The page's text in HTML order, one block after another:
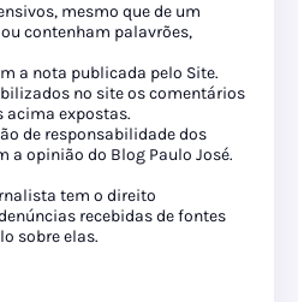
mesmo que de um
contenham palavrões,
a nota publicada pelo Site.
no site os comentários
acima expostas.
de responsabilidade dos
a opinião do Blog Paulo José.
tem o direito
recebidas de fontes
sobre elas.